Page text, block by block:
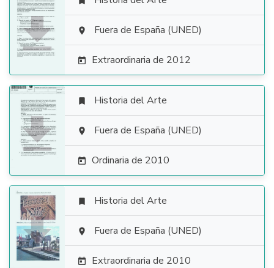
  Fuera de España (UNED)
 Extraordinaria de 2012

 Historia del Arte
 Fuera de España (UNED)
 Ordinaria de 2010

 Historia del Arte
 Fuera de España (UNED)
 Extraordinaria de 2010